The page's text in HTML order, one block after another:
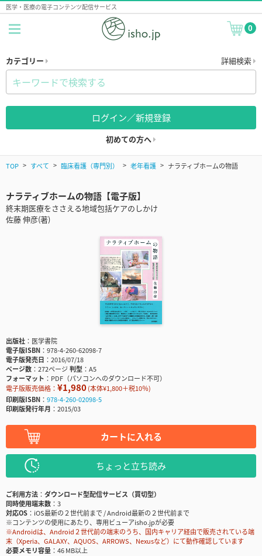
医学・医療の電子コンテンツ配信サービス
0
カテゴリー 詳細検索
ログイン／新規登録
初めての方へ
TOP すべて 臨床看護（専門別） 老年看護 ナラティブホームの物語
ナラティブホームの物語【電子版】
終末期医療をささえる地域包括ケアのしかけ
佐藤 伸彦(著)
出版社
医学書院
電子版ISBN
978-4-260-62098-7
電子版発売日
2016/07/18
ページ数
272ページ判型
A5
フォーマット
PDF（パソコンへのダウンロード不可）
電子版販売価格： ¥1,980(本体¥1,800＋税10％)
印刷版ISBN
978-4-260-02098-5
印刷版発行年月
2015/03
カートに入れる
ちょっと立ち読み
ご利用方法
ダウンロード型配信サービス（買切型）
同時使用端末数
3
対応OS
iOS最新の２世代前まで / Android最新の２世代前まで
※コンテンツの使用にあたり、専用ビューアisho.jpが必要
※Androidは、Android２世代前の端末のうち、国内キャリア経由で販売されている端
末（Xperia、GALAXY、AQUOS、ARROWS、Nexusなど）にて動作確認しています
必要メモリ容量
46 MB以上